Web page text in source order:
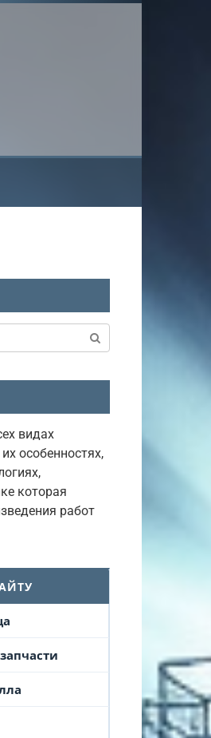
видах
особенностях,
которая
работ